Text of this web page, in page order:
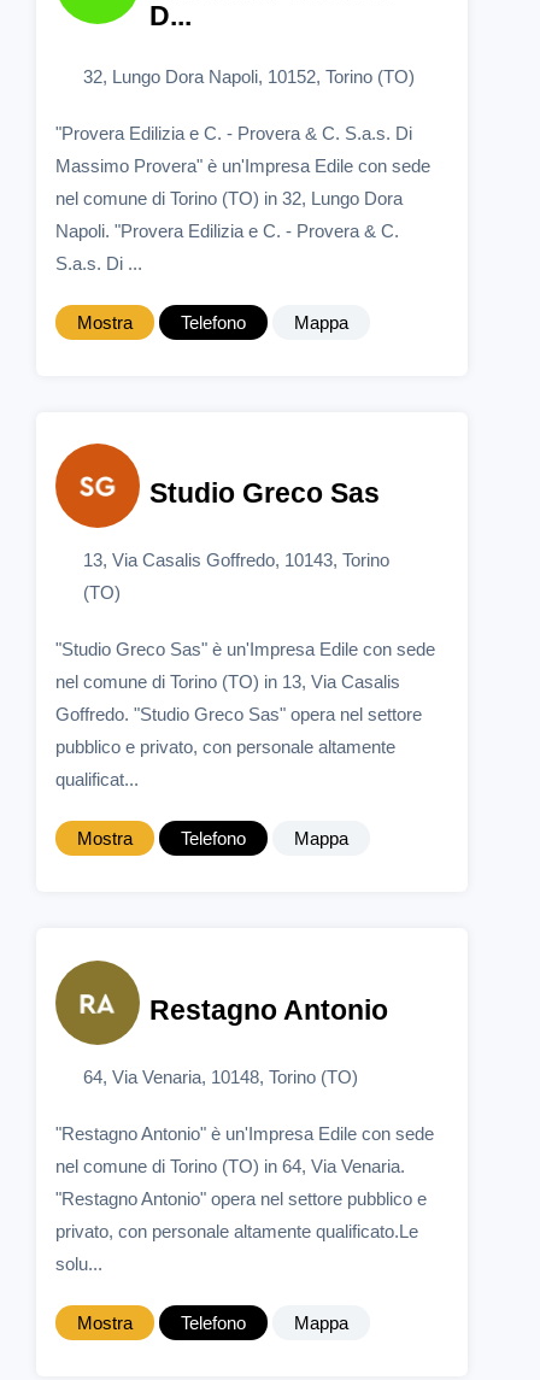
D...
32, Lungo Dora Napoli, 10152, Torino (TO)
"Provera Edilizia e C. - Provera & C. S.a.s. Di
Massimo Provera" è un'Impresa Edile con sede
nel comune di Torino (TO) in 32, Lungo Dora
Napoli. "Provera Edilizia e C. - Provera & C.
S.a.s. Di ...
Mostra Telefono Mappa
Studio Greco Sas
13, Via Casalis Goffredo, 10143, Torino
(TO)
"Studio Greco Sas" è un'Impresa Edile con sede
nel comune di Torino (TO) in 13, Via Casalis
Goffredo. "Studio Greco Sas" opera nel settore
pubblico e privato, con personale altamente
qualificat...
Mostra Telefono Mappa
Restagno Antonio
64, Via Venaria, 10148, Torino (TO)
"Restagno Antonio" è un'Impresa Edile con sede
nel comune di Torino (TO) in 64, Via Venaria.
"Restagno Antonio" opera nel settore pubblico e
privato, con personale altamente qualificato.Le
solu...
Mostra Telefono Mappa